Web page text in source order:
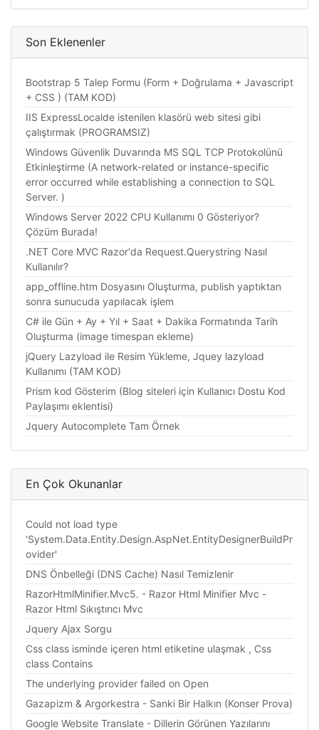
Son Eklenenler
Bootstrap 5 Talep Formu (Form + Doğrulama + Javascript
+ CSS ) (TAM KOD)
IIS ExpressLocalde istenilen klasörü web sitesi gibi
çalıştırmak (PROGRAMSIZ)
Windows Güvenlik Duvarında MS SQL TCP Protokolünü
Etkinleştirme (A network-related or instance-specific
error occurred while establishing a connection to SQL
Server. )
Windows Server 2022 CPU Kullanımı 0 Gösteriyor?
Çözüm Burada!
.NET Core MVC Razor'da Request.Querystring Nasıl
Kullanılır?
app_offline.htm Dosyasını Oluşturma, publish yaptıktan
sonra sunucuda yapılacak işlem
C# ile Gün + Ay + Yıl + Saat + Dakika Formatında Tarih
Oluşturma (image timespan ekleme)
jQuery Lazyload ile Resim Yükleme, Jquey lazyload
Kullanımı (TAM KOD)
Prism kod Gösterim (Blog siteleri için Kullanıcı Dostu Kod
Paylaşımı eklentisi)
Jquery Autocomplete Tam Örnek
En Çok Okunanlar
Could not load type
'System.Data.Entity.Design.AspNet.EntityDesignerBuildPr
ovider'
DNS Önbelleği (DNS Cache) Nasıl Temizlenir
RazorHtmlMinifier.Mvc5. - Razor Html Minifier Mvc -
Razor Html Sıkıştırıcı Mvc
Jquery Ajax Sorgu
Css class isminde içeren html etiketine ulaşmak , Css
class Contains
The underlying provider failed on Open
Gazapizm & Argorkestra - Sanki Bir Halkın (Konser Prova)
Google Website Translate - Dillerin Görünen Yazılarını